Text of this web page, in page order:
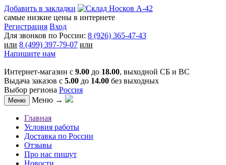
Добавить в закладки
самые низкие цены в интернете
Регистрация Вход
Для звонков по России: 8 (926) 365-47-43
или 8 (499) 397-79-07 или
Напишите нам
Интернет-магазин с 9.00 до 18.00, выходной СБ и ВС
Выдача заказов с 5.00 до 14.00 без выходных
Выбор региона Россия
Меню Меню →
Главная
Условия работы
Доставка по России
Отзывы
Про нас пишут
Новости